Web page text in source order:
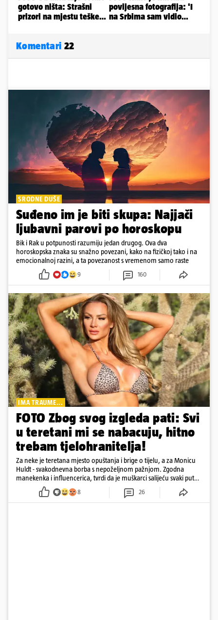
Komentari 22
SRODNE DUŠE
Suđeno im je biti skupa: Najjači
ljubavni parovi po horoskopu
Bik i Rak u potpunosti razumiju jedan drugog. Ova dva
horoskopska znaka su snažno povezani, kako na fizičkoj tako i na
emocionalnoj razini, a ta povezanost s vremenom samo raste
9 160
IMA TRAUME...
FOTO Zbog svog izgleda pati: Svi
u teretani mi se nabacuju, hitno
trebam tjelohranitelja!
Za neke je teretana mjesto opuštanja i brige o tijelu, a za Monicu
Huldt - svakodnevna borba s nepoželjnom pažnjom. Zgodna
manekenka i influencerica, tvrdi da je muškarci salijeću svaki put
kad dođe na trening
8 26